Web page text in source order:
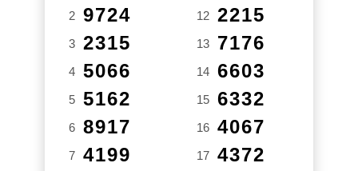
2 9724
3 2315
4 5066
5 5162
6 8917
7 4199
12 2215
13 7176
14 6603
15 6332
16 4067
17 4372